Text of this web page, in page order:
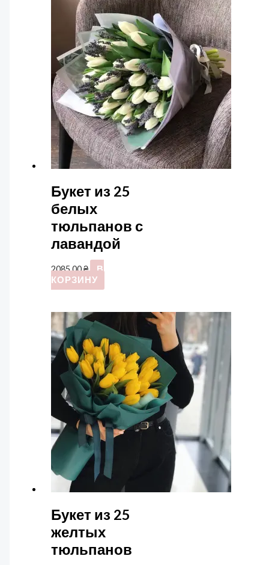
Букет из 25
белых
тюльпанов с
лавандой
2085,00₴
В
КОРЗИНУ
Букет из 25
желтых
тюльпанов